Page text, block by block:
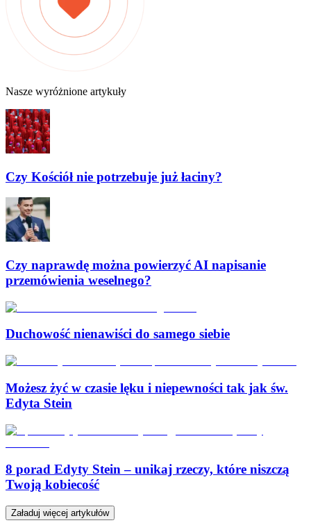
Nasze wyróżnione artykuły
Czy Kościół nie potrzebuje już łaciny?
Czy naprawdę można powierzyć AI napisanie
przemówienia weselnego?
Duchowość nienawiści do samego siebie
Możesz żyć w czasie lęku i niepewności tak jak św.
Edyta Stein
8 porad Edyty Stein – unikaj rzeczy, które niszczą
Twoją kobiecość
Załaduj więcej artykułów